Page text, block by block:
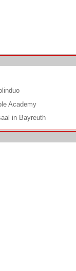
Academy
in Bayreuth